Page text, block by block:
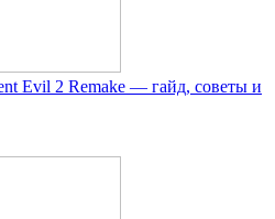
Evil 2 Remake — гайд, советы и